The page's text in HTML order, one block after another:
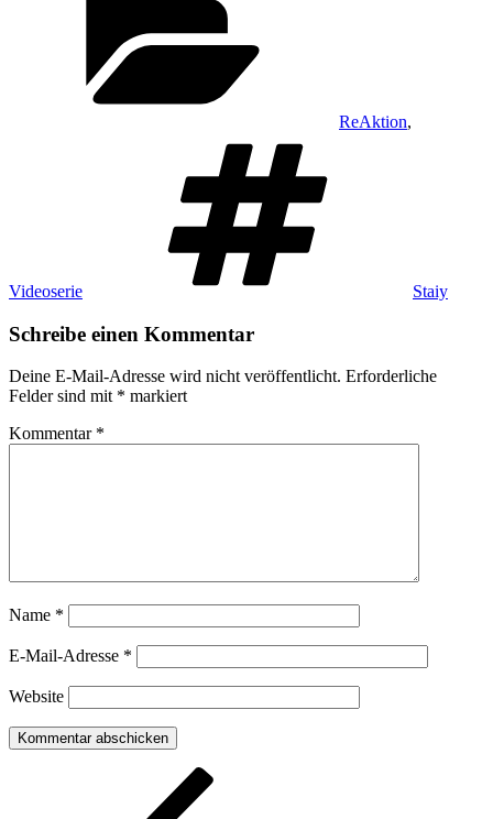
ReAktion,
Videoserie Staiy
Schreibe einen Kommentar
Deine E-Mail-Adresse wird nicht veröffentlicht. Erforderliche
Felder sind mit * markiert
Kommentar *
Name *
E-Mail-Adresse *
Website
Beitragsnavigation